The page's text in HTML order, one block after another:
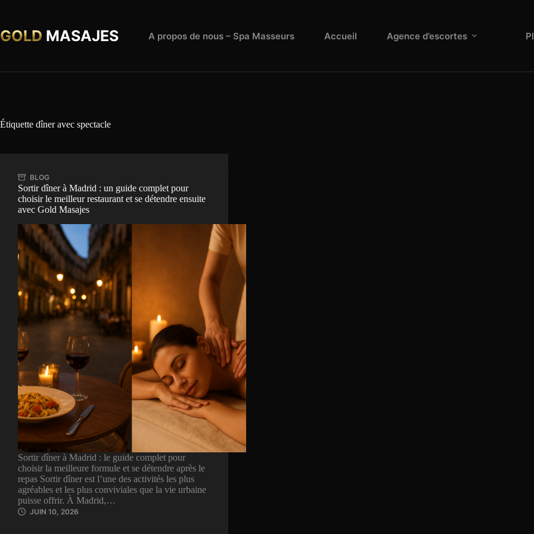
GOLD MASAJES A propos de nous – Spa Masseurs Accueil Agence d’escortes
Étiquette dîner avec spectacle
BLOG
Sortir dîner à Madrid : un guide complet pour
choisir le meilleur restaurant et se détendre ensuite
avec Gold Masajes
Sortir dîner à Madrid : le guide complet pour
choisir la meilleure formule et se détendre après le
repas Sortir dîner est l’une des activités les plus
agréables et les plus conviviales que la vie urbaine
puisse offrir. À Madrid,…
JUIN 10, 2026